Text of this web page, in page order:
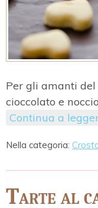
Per gli amanti
cioccolato e
Continua a
Nella categoria:
Tarte al